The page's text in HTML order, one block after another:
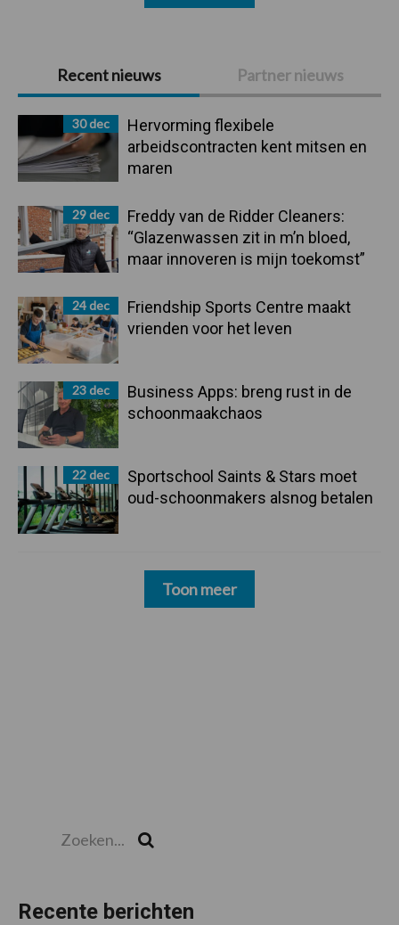
Primaire
Sidebar
Recent nieuws Partner nieuws
30 dec
Hervorming flexibele
arbeidscontracten kent mitsen en
maren
29 dec
Freddy van de Ridder Cleaners:
“Glazenwassen zit in m’n bloed,
maar innoveren is mijn toekomst”
24 dec
Friendship Sports Centre maakt
vrienden voor het leven
23 dec
Business Apps: breng rust in de
schoonmaakchaos
22 dec
Sportschool Saints & Stars moet
oud-schoonmakers alsnog betalen
Toon meer
Recente berichten